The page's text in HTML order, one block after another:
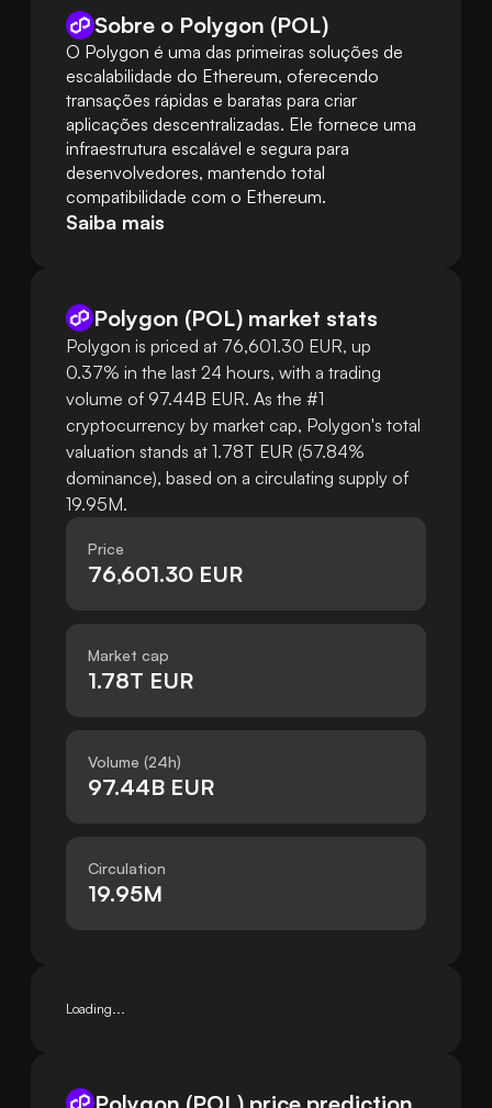
Sobre o Polygon (POL)
O Polygon é uma das primeiras soluções de
escalabilidade do Ethereum, oferecendo
transações rápidas e baratas para criar
aplicações descentralizadas. Ele fornece uma
infraestrutura escalável e segura para
desenvolvedores, mantendo total
compatibilidade com o Ethereum.
Saiba mais
Polygon (POL) market stats
Polygon is priced at 76,601.30 EUR, up
0.37% in the last 24 hours, with a trading
volume of 97.44B EUR. As the #1
cryptocurrency by market cap, Polygon's total
valuation stands at 1.78T EUR (57.84%
dominance), based on a circulating supply of
19.95M.
Price
76,601.30 EUR
Market cap
1.78T EUR
Volume (24h)
97.44B EUR
Circulation
19.95M
Loading...
Polygon (POL) price prediction